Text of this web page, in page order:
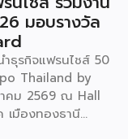
อนถึงจิตวิญญาณอัน
นึ่งในศิลปะการ
หมียว ผู้แสดงจะ
หมวกขนไก่ฟ้า
คือเสียงเพลงจะ
าลู่เซิงอย่าง
นด้วยท่วงท่าที่ยาก
มอบรางวัล
ธุรกิจแฟรนไชส์ 50
Thailand by
าคม 2569 ณ Hall
เมืองทองธานี